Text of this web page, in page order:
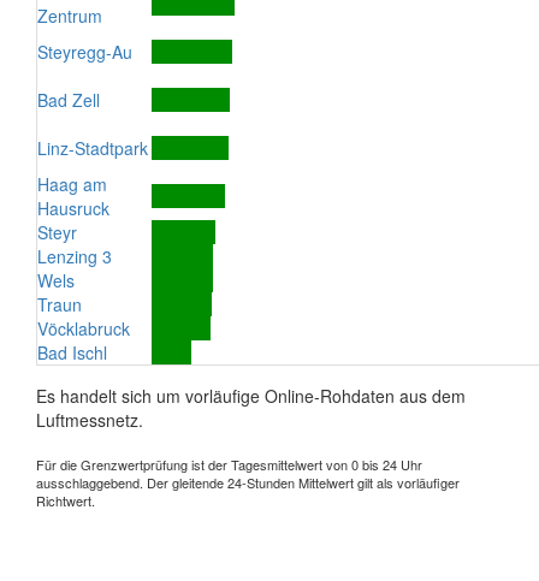
Zentrum
Steyregg-Au
Bad Zell
Linz-Stadtpark
Haag am
Hausruck
Steyr
Lenzing 3
Wels
Traun
Vöcklabruck
Bad Ischl
Es handelt sich um vorläufige Online-Rohdaten aus dem
Luftmessnetz.
Für die Grenzwertprüfung ist der Tagesmittelwert von 0 bis 24 Uhr
ausschlaggebend. Der gleitende 24-Stunden Mittelwert gilt als vorläufiger
Richtwert.